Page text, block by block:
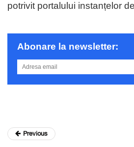
potrivit portalului instanțelor
Abonare la newsletter:
Previous